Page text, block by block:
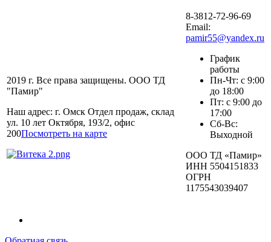
2019 г. Все права защищены. ООО ТД
"Памир"
Наш адрес: г. Омск Отдел продаж, склад
ул. 10 лет Октября, 193/2, офис
200Посмотреть на карте
8-3812-72-96-69
Email:
pamir55@yandex.ru
График
работы
Пн-Чт: с 9:00
до 18:00
Пт: с 9:00 до
17:00
Сб-Вс:
Выходной
ООО ТД «Памир»
ИНН 5504151833
ОГРН
1175543039407